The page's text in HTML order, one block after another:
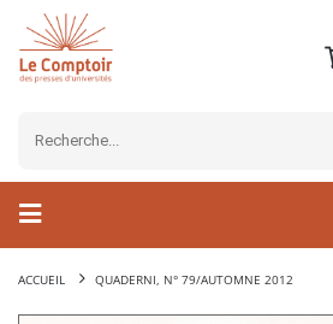
ACCUEIL QUADERNI, N° 79/AUTOMNE 2012